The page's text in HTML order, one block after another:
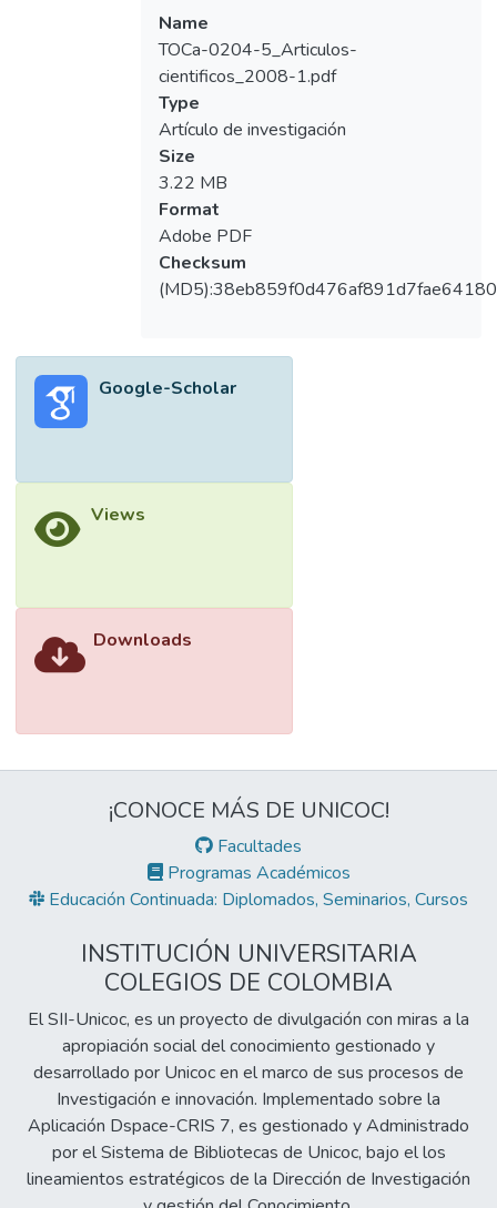
Resultados: El genero femenino tuvo mayor
participation (75.4%), al igual que el range
de 13 a 22 arios
(55.1%), el estrato socioeconomico con
mayor presencia fue el estrato 3 (39.1%); el
63.8% se encontro
satisfecho con su sonrisa al final del
tratamiento, la experiencia como paciente
del tratamiento de ortodoncia fue
buena para el 67.2% de los pacientes, el
92.8% recomendaria el tratamiento a otras
quedaron satisfechos al
Colegios de Colombia
cuanto al genero.
Name
TOCa-0204-5_Articulos-
cientificos_2008-1.pdf
Type
Artículo de investigación
Size
3.22 MB
Format
Adobe PDF
Checksum
Google-Scholar
Views
Downloads
¡CONOCE MÁS DE UNICOC!
Facultades
Programas Académicos
Educación Continuada: Diplomados, Seminarios, Cursos
INSTITUCIÓN UNIVERSITARIA
COLEGIOS DE COLOMBIA
El SII-Unicoc, es un proyecto de divulgación con miras a la
apropiación social del conocimiento gestionado y
desarrollado por Unicoc en el marco de sus procesos de
Investigación e innovación. Implementado sobre la
Aplicación Dspace-CRIS 7, es gestionado y Administrado
por el Sistema de Bibliotecas de Unicoc, bajo el los
lineamientos estratégicos de la Dirección de Investigación